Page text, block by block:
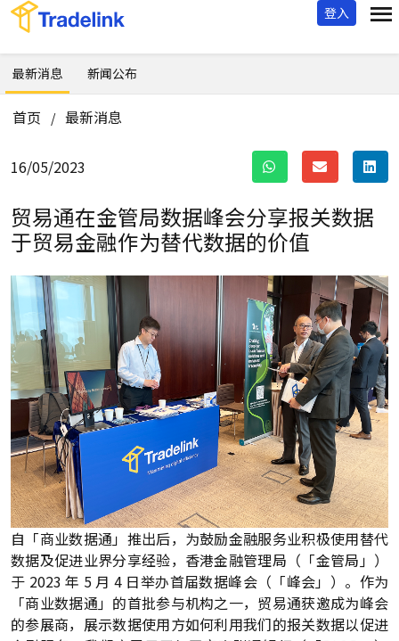
登入
最新消息 新闻公布
首页 / 最新消息
16/05/2023
贸易通在金管局数据峰会分享报关数据
于贸易金融作为替代数据的价值
自「商业数据通」推出后，为鼓励金融服务业积极使用替代
数据及促进业界分享经验，香港金融管理局（「金管局」）
于 2023 年 5 月 4 日举办首届数据峰会（「峰会」）。作为
「商业数据通」的首批参与机构之一，贸易通获邀成为峰会
的参展商，展示数据使用方如何利用我们的报关数据以促进